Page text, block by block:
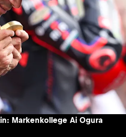
Markenkollege Ai Ogura